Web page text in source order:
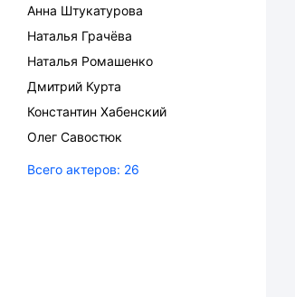
Анна Штукатурова
Наталья Грачёва
Наталья Ромашенко
Дмитрий Курта
Константин Хабенский
Олег Савостюк
Всего актеров: 26